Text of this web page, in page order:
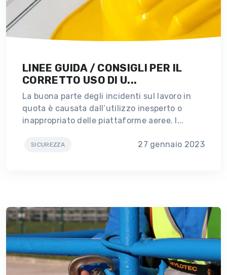
LINEE GUIDA / CONSIGLI PER IL
CORRETTO USO DI U...
La buona parte degli incidenti sul lavoro in
quota è causata dall’utilizzo inesperto o
inappropriato delle piattaforme aeree. I...
SICUREZZA 27 gennaio 2023